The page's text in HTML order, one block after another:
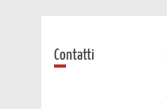
Contatti